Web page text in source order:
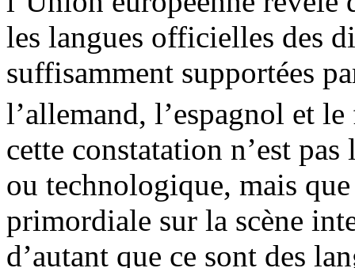
les langues officielles des
suffisamment supportées
l’allemand, l’espagnol et
cette constatation n’est
ou technologique, mais
primordiale sur la scène
d’autant que ce sont des